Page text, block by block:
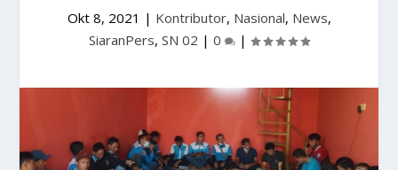
Okt 8, 2021 | Kontributor, Nasional, News,
SiaranPers, SN 02 | 0 |